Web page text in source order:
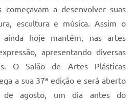
começavam a desenvolver suas
escultura e música. Assim o
hoje mantém, nas artes
apresentando diversas
O Salão de Artes Plásticas
a sua 37ª edição e será aberto
agosto, um dia antes do